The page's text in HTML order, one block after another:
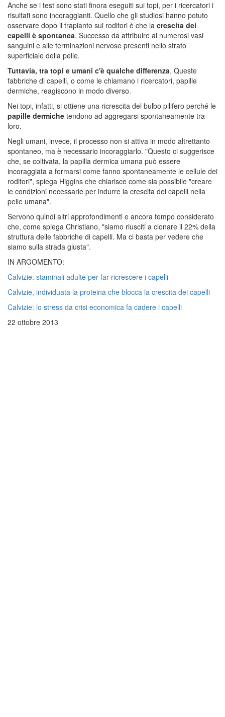
Anche se i test sono stati finora eseguiti sui topi, per i ricercatori i
risultati sono incoraggianti. Quello che gli studiosi hanno potuto
osservare dopo il trapianto sui roditori è che la crescita dei
capelli è spontanea. Successo da attribuire ai numerosi vasi
sanguini e alle terminazioni nervose presenti nello strato
superficiale della pelle.
Tuttavia, tra topi e umani c'è qualche differenza. Queste
fabbriche di capelli, o come le chiamano i ricercatori, papille
dermiche, reagiscono in modo diverso.
Nei topi, infatti, si ottiene una ricrescita del bulbo pilifero perché le
papille dermiche tendono ad aggregarsi spontaneamente tra
loro.
Negli umani, invece, il processo non si attiva in modo altrettanto
spontaneo, ma è necessario incoraggiarlo. "Questo ci suggerisce
che, se coltivata, la papilla dermica umana può essere
incoraggiata a formarsi come fanno spontaneamente le cellule dei
roditori", spiega Higgins che chiarisce come sia possibile "creare
le condizioni necessarie per indurre la crescita dei capelli nella
pelle umana".
Servono quindi altri approfondimenti e ancora tempo considerato
che, come spiega Christiano, "siamo riusciti a clonare il 22% della
struttura delle fabbriche di capelli. Ma ci basta per vedere che
siamo sulla strada giusta".
IN ARGOMENTO:
Calvizie: staminali adulte per far ricrescere i capelli
Calvizie, individuata la proteina che blocca la crescita dei capelli
Calvizie: lo stress da crisi economica fa cadere i capelli
22 ottobre 2013